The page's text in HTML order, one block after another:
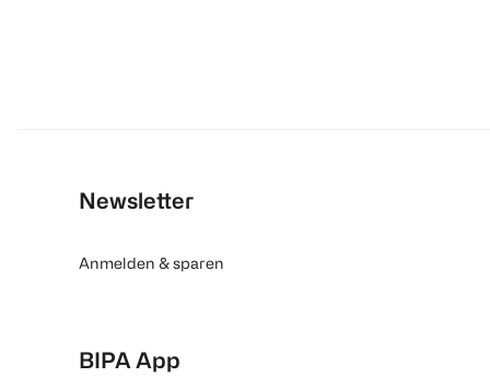
Newsletter
Anmelden & sparen
BIPA App